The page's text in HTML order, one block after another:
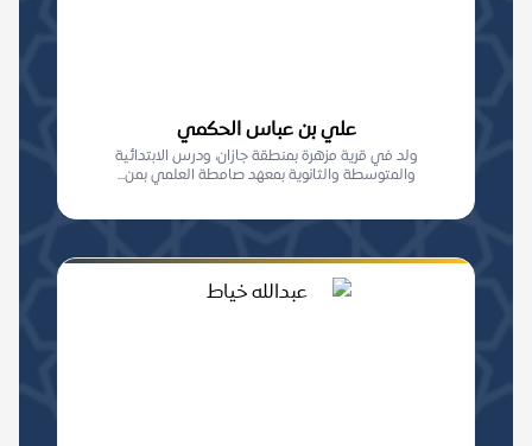
علي بن عباس الحكمي
ولد في قرية مزهرة بمنطقة جازان، ودرس الابتدائية
والمتوسطة والثانوية بمعهد صامطة العلمي بمن...